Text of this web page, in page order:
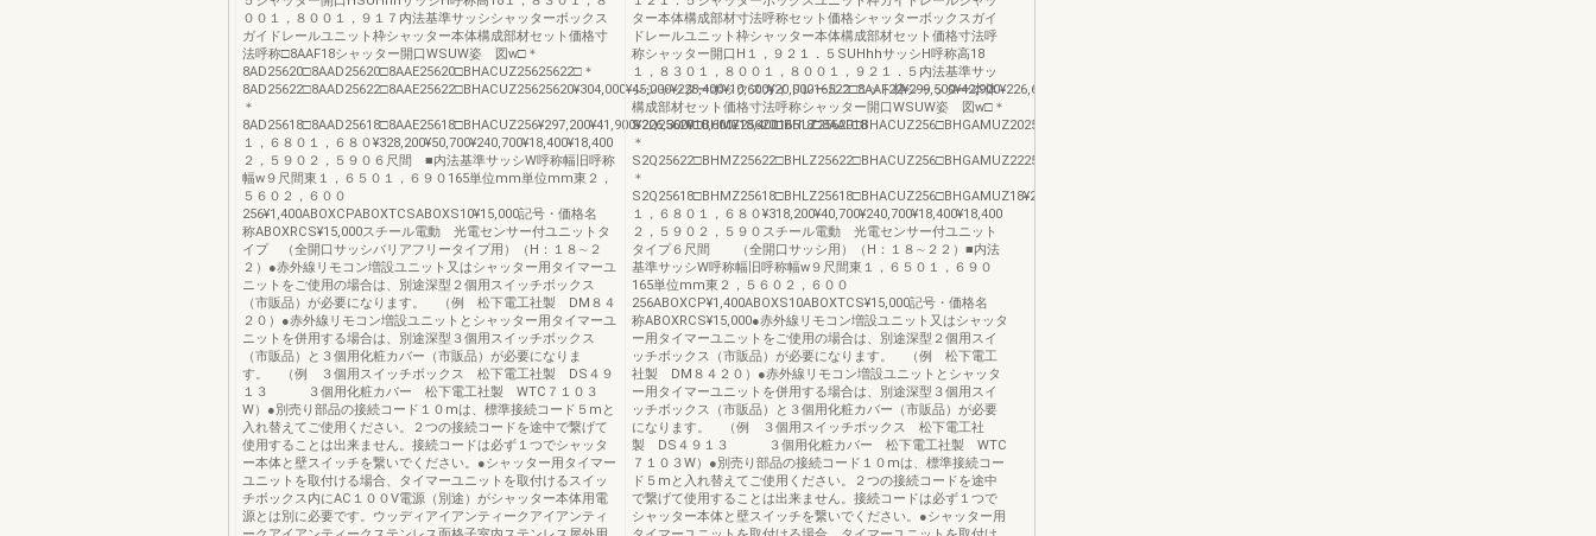
００１，８００１，９１７内法基準サッシシャッターボックス
ガイドレールユニット枠シャッター本体構成部材セット価格寸
法呼称□8AAF18シャッター開口WSUW姿 図w□＊
8AD25620□8AAD25620□8AAE25620□BHACUZ25625622□＊
＊
8AD25618□8AAD25618□8AAE25618□BHACUZ256¥297,200¥41,900¥226,300¥10,600¥18,40016518□8AAF18
１，６８０１，６８０¥328,200¥50,700¥240,700¥18,400¥18,400
２，５９０２，５９０６尺間 ■内法基準サッシW呼称幅旧呼称
幅w９尺間東１，６５０１，６９０165単位mm単位mm東２，
５６０２，６００
256¥1,400ABOXCPABOXTCSABOXS10¥15,000記号・価格名
称ABOXRCS¥15,000スチール電動 光電センサー付ユニットタ
イプ （全開口サッシバリアフリータイプ用）（H：１８∼２
２）●赤外線リモコン増設ユニット又はシャッター用タイマーユ
ニットをご使用の場合は、別途深型２個用スイッチボックス
（市販品）が必要になります。 （例 松下電工社製 DM８４
２０）●赤外線リモコン増設ユニットとシャッター用タイマーユ
ニットを併用する場合は、別途深型３個用スイッチボックス
（市販品）と３個用化粧カバー（市販品）が必要になりま
す。 （例 ３個用スイッチボックス 松下電工社製 DS４９
１３ ３個用化粧カバー 松下電工社製 WTC７１０３
W）●別売り部品の接続コード１０mは、標準接続コード５mと
入れ替えてご使用ください。２つの接続コードを途中で繋げて
使用することは出来ません。接続コードは必ず１つでシャッタ
ー本体と壁スイッチを繋いでください。●シャッター用タイマー
ユニットを取付ける場合、タイマーユニットを取付けるスイッ
チボックス内にAC１００V電源（別途）がシャッター本体用電
源とは別に必要です。ウッディアイアンティークアイアンティ
ター本体構成部材寸法呼称セット価格シャッターボックスガイ
ドレールユニット枠シャッター本体構成部材セット価格寸法呼
称シャッター開口H１，９２１．５SUHhhサッシH呼称高18
１，８３０１，８００１，８００１，９２１．５内法基準サッ
シシャッターボックスガイドレールユニット枠シャッター本体
構成部材セット価格寸法呼称シャッター開口WSUW姿 図w□＊
S2Q25620□BHMZ25620□BHLZ25620□BHACUZ256□BHGAMUZ2025622□
＊
＊
S2Q25618□BHMZ25618□BHLZ25618□BHACUZ256□BHGAMUZ18¥289,700¥34,400¥226,300¥10,600¥18,40016518
１，６８０１，６８０¥318,200¥40,700¥240,700¥18,400¥18,400
２，５９０２，５９０スチール電動 光電センサー付ユニット
タイプ６尺間 （全開口サッシ用）（H：１８∼２２）■内法
基準サッシW呼称幅旧呼称幅w９尺間東１，６５０１，６９０
165単位mm東２，５６０２，６００
256ABOXCP¥1,400ABOXS10ABOXTCS¥15,000記号・価格名
称ABOXRCS¥15,000●赤外線リモコン増設ユニット又はシャッタ
ー用タイマーユニットをご使用の場合は、別途深型２個用スイ
ッチボックス（市販品）が必要になります。 （例 松下電工
社製 DM８４２０）●赤外線リモコン増設ユニットとシャッタ
ー用タイマーユニットを併用する場合は、別途深型３個用スイ
ッチボックス（市販品）と３個用化粧カバー（市販品）が必要
になります。 （例 ３個用スイッチボックス 松下電工社
製 DS４９１３ ３個用化粧カバー 松下電工社製 WTC
７１０３W）●別売り部品の接続コード１０mは、標準接続コー
ド５mと入れ替えてご使用ください。２つの接続コードを途中
で繋げて使用することは出来ません。接続コードは必ず１つで
シャッター本体と壁スイッチを繋いでください。●シャッター用